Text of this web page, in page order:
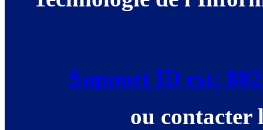
Support ID est:
ou contacter